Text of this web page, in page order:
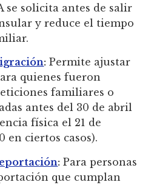
se solicita antes de salir
y reduce el tiempo
: Permite ajustar
quienes fueron
familiares o
antes del 30 de abril
física el 21 de
en ciertos casos).
: Para personas
que cumplan